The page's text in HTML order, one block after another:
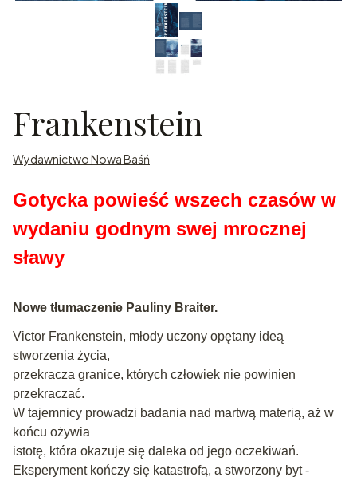
Frankenstein
Wydawnictwo Nowa Baśń
Gotycka powieść wszech czasów w
wydaniu godnym swej mrocznej
sławy
Nowe tłumaczenie Pauliny Braiter.
Victor Frankenstein, młody uczony opętany ideą
stworzenia życia,
przekracza granice, których człowiek nie powinien
przekraczać.
W tajemnicy prowadzi badania nad martwą materią, aż w
końcu ożywia
istotę, która okazuje się daleka od jego oczekiwań.
Eksperyment kończy się katastrofą, a stworzony byt -